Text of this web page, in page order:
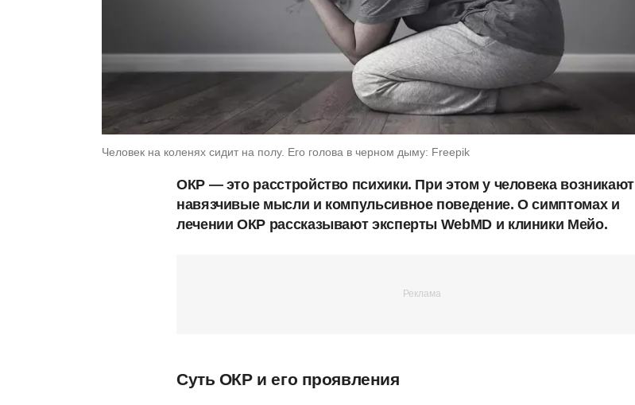
Человек на коленях сидит на полу. Его голова в черном дыму: Freepik
ОКР — это расстройство психики. При этом у человека возникают
навязчивые мысли и компульсивное поведение. О симптомах и
лечении ОКР рассказывают эксперты WebMD и клиники Мейо.
Суть ОКР и его проявления